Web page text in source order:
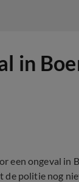
in
een ongeval in
de politie nog